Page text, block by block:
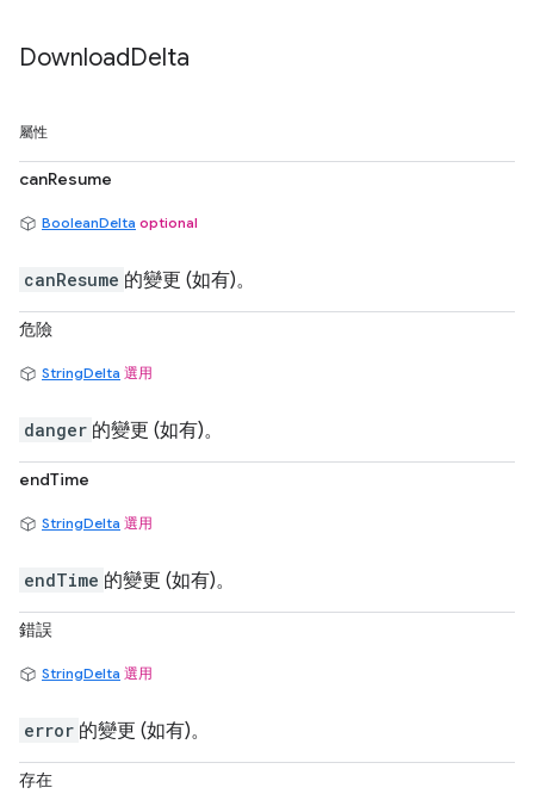
DownloadDelta
屬性
canResume
BooleanDelta optional
canResume 的變更 (如有)。
危險
StringDelta 選用
danger 的變更 (如有)。
endTime
StringDelta 選用
endTime 的變更 (如有)。
錯誤
StringDelta 選用
error 的變更 (如有)。
存在